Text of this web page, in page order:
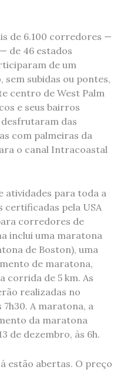
de 6.100 corredores —
de 46 estados
de um
subidas ou pontes,
centro de West Palm
e seus bairros
das
com palmeiras da
o canal Intracoastal
atividades para toda a
pela USA
corredores de
inclui uma maratona
de Boston), uma
de maratona,
corrida de 5 km. As
realizadas no
7h30. A maratona, a
da maratona
de dezembro, às 6h.
estão abertas. O preço